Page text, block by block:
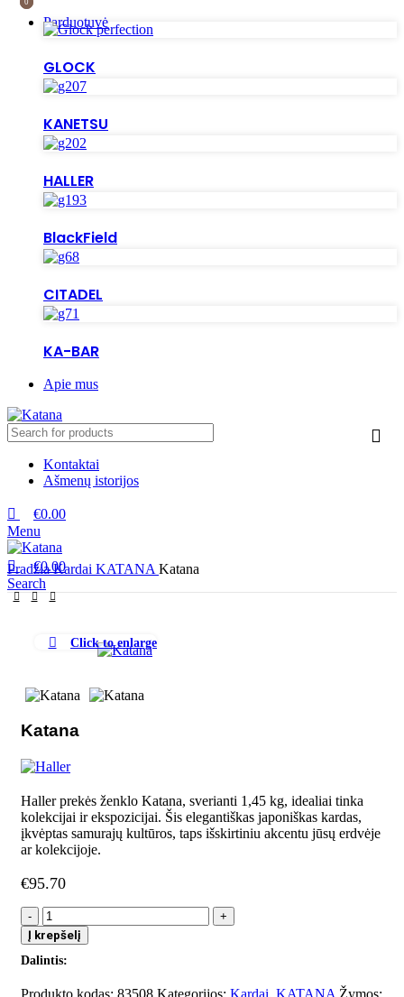
Parduotuvė
GLOCK
KANETSU
HALLER
BlackField
CITADEL
KA-BAR
Apie mus
Kontaktai
Ašmenų istorijos
0
€0.00
Menu
0
€0.00
Search
PradžiaKardai KATANA Katana
Click to enlarge
Katana
Haller prekės ženklo Katana, sverianti 1,45 kg, idealiai tinka
kolekcijai ir ekspozicijai. Šis elegantiškas japoniškas kardas,
įkvėptas samurajų kultūros, taps išskirtiniu akcentu jūsų erdvėje
ar kolekcijoje.
€95.70
produkto
kiekis:
Katana
Į krepšelį
Dalintis:
Produkto kodas: 83508 Kategorijos: Kardai, KATANA Žymos: